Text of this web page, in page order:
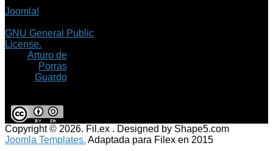
Joomla!
GNU General Public
License.
Arturo de
Porras
Guardo
Copyright © 2026. Fil.ex . Designed by Shape5.com
Joomla Templates. Adaptada para Filex en 2015